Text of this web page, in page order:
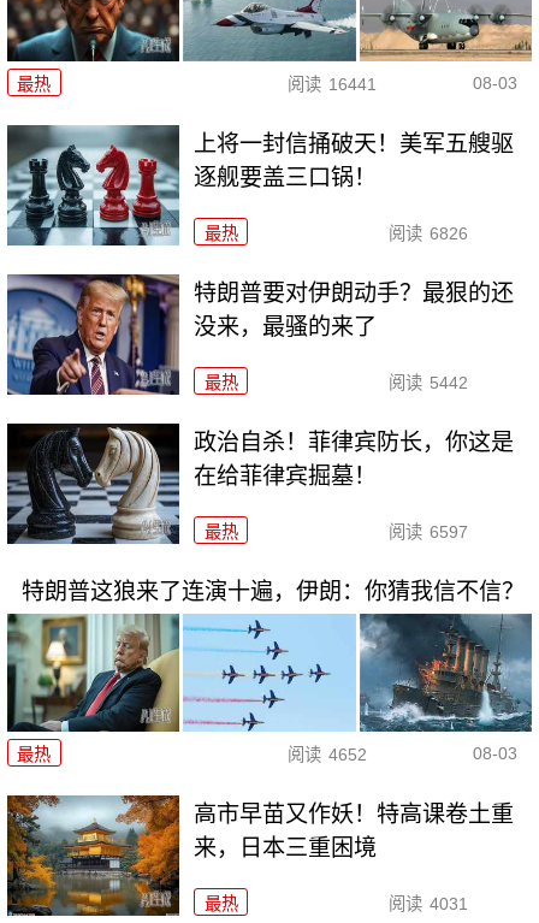
最热 阅读 16441 08-03
上将一封信捅破天！美军五艘驱
逐舰要盖三口锅！
最热 阅读 6826
特朗普要对伊朗动手？最狠的还
没来，最骚的来了
最热 阅读 5442
政治自杀！菲律宾防长，你这是
在给菲律宾掘墓！
最热 阅读 6597
特朗普这狼来了连演十遍，伊朗：你猜我信不信？
最热 阅读 4652 08-03
高市早苗又作妖！特高课卷土重
来，日本三重困境
最热 阅读 4031